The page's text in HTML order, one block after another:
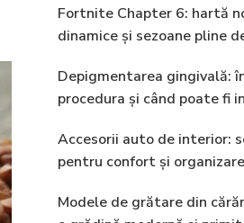
Fortnite Chapter 6: hartă
dinamice și sezoane pline
Depigmentarea gingivală:
procedura și când poate fi
Accesorii auto de interior:
pentru confort și organizare
Modele de grătare din